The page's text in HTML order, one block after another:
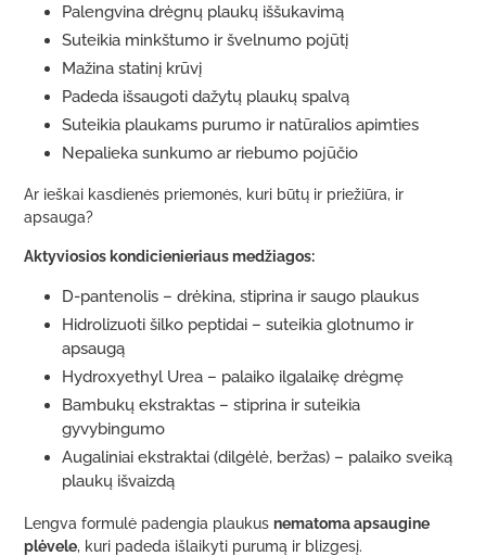
Palengvina drėgnų plaukų iššukavimą
Suteikia minkštumo ir švelnumo pojūtį
Mažina statinį krūvį
Padeda išsaugoti dažytų plaukų spalvą
Suteikia plaukams purumo ir natūralios apimties
Nepalieka sunkumo ar riebumo pojūčio
Ar ieškai kasdienės priemonės, kuri būtų ir priežiūra, ir
apsauga?
Aktyviosios kondicienieriaus medžiagos:
D-pantenolis – drėkina, stiprina ir saugo plaukus
Hidrolizuoti šilko peptidai – suteikia glotnumo ir
apsaugą
Hydroxyethyl Urea – palaiko ilgalaikę drėgmę
Bambukų ekstraktas – stiprina ir suteikia
gyvybingumo
Augaliniai ekstraktai (dilgėlė, beržas) – palaiko sveiką
plaukų išvaizdą
Lengva formulė padengia plaukus nematoma apsaugine
plėvele, kuri padeda išlaikyti purumą ir blizgesį.